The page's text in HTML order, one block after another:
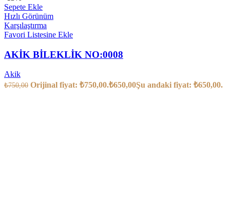
Sepete Ekle
Hızlı Görünüm
Karşılaştırma
Favori Listesine Ekle
AKİK BİLEKLİK NO:0008
Akik
₺750,00 Orijinal fiyat: ₺750,00.₺650,00Şu andaki fiyat: ₺650,00.